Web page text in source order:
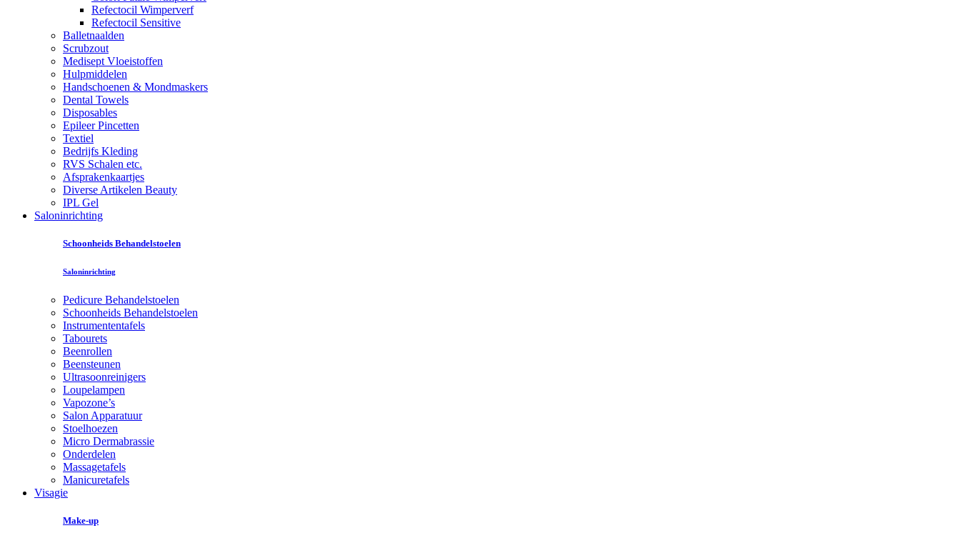
Refectocil Wimperverf
Refectocil Sensitive
Balletnaalden
Scrubzout
Medisept Vloeistoffen
Hulpmiddelen
Handschoenen & Mondmaskers
Dental Towels
Disposables
Epileer Pincetten
Textiel
Bedrijfs Kleding
RVS Schalen etc.
Afsprakenkaartjes
Diverse Artikelen Beauty
IPL Gel
Saloninrichting
Schoonheids Behandelstoelen
Saloninrichting
Pedicure Behandelstoelen
Schoonheids Behandelstoelen
Instrumententafels
Tabourets
Beenrollen
Beensteunen
Ultrasoonreinigers
Loupelampen
Vapozone’s
Salon Apparatuur
Stoelhoezen
Micro Dermabrassie
Onderdelen
Massagetafels
Manicuretafels
Visagie
Make-up